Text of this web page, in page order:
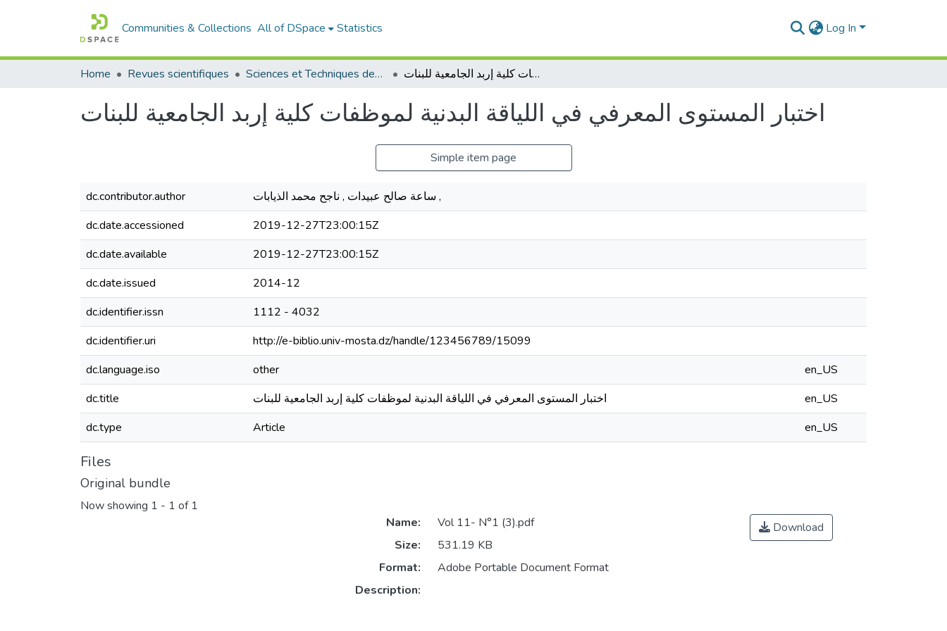
Communities & Collections All of DSpace Statistics Log In
Home Revues scientifiques Sciences et Techniques des Activités Physiques et Sportives (RISTAPS) اختبار المستوى المعرفي في اللياقة البدنية لموظفات كلية إربد الجامعية للبنات
اختبار المستوى المعرفي في اللياقة البدنية لموظفات كلية إربد الجامعية للبنات
Simple item page
dc.contributor.author
ساعة صالح عبيدات , ناجح محمد الذيابات ,
dc.date.accessioned
2019-12-27T23:00:15Z
dc.date.available
2019-12-27T23:00:15Z
dc.date.issued
2014-12
dc.identifier.issn
1112 - 4032
dc.identifier.uri
http://e-biblio.univ-mosta.dz/handle/123456789/15099
dc.language.iso
other
en_US
dc.title
اختبار المستوى المعرفي في اللياقة البدنية لموظفات كلية إربد الجامعية للبنات
en_US
dc.type
Article en_US
Files
Original bundle
Now showing 1 - 1 of 1
Name:
Vol 11- N°1 (3).pdf
Size:
531.19 KB
Format:
Adobe Portable Document Format
Description:
Download